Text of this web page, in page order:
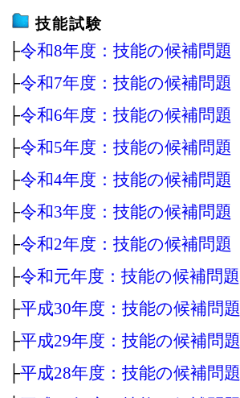
技能試験
├令和8年度：技能の候補問題
├令和7年度：技能の候補問題
├令和6年度：技能の候補問題
├令和5年度：技能の候補問題
├令和4年度：技能の候補問題
├令和3年度：技能の候補問題
├令和2年度：技能の候補問題
├令和元年度：技能の候補問題
├平成30年度：技能の候補問題
├平成29年度：技能の候補問題
├平成28年度：技能の候補問題